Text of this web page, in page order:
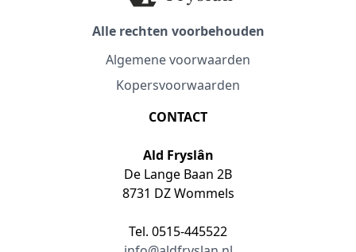
Alle rechten voorbehouden
Algemene voorwaarden
Kopersvoorwaarden
CONTACT
Ald Fryslân
De Lange Baan 2B
8731 DZ Wommels
Tel. 0515-445522